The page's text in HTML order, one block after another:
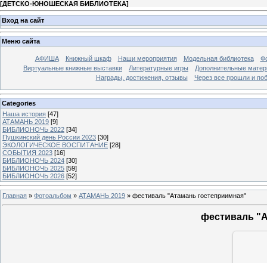
[ДЕТСКО-ЮНОШЕСКАЯ БИБЛИОТЕКА]
Вход на сайт
Меню сайта
АФИША Книжный шкаф Наши мероприятия Модельная библиотека
Виртуальные книжные выставки
Литературные игры
Дополнительные
Награды, достижения, отзывы
Через все прошли и
Categories
Наша история [47]
АТАМАНЬ 2019 [9]
БИБЛИОНОЧЬ 2022 [34]
Пушкинский день России 2023 [30]
ЭКОЛОГИЧЕСКОЕ ВОСПИТАНИЕ [28]
СОБЫТИЯ 2023 [16]
БИБЛИОНОЧЬ 2024 [30]
БИБЛИОНОЧЬ 2025 [59]
БИБЛИОНОЧЬ 2026 [52]
Главная » Фотоальбом » АТАМАНЬ 2019 » фестиваль "Атамань гостеприимная"
фестиваль